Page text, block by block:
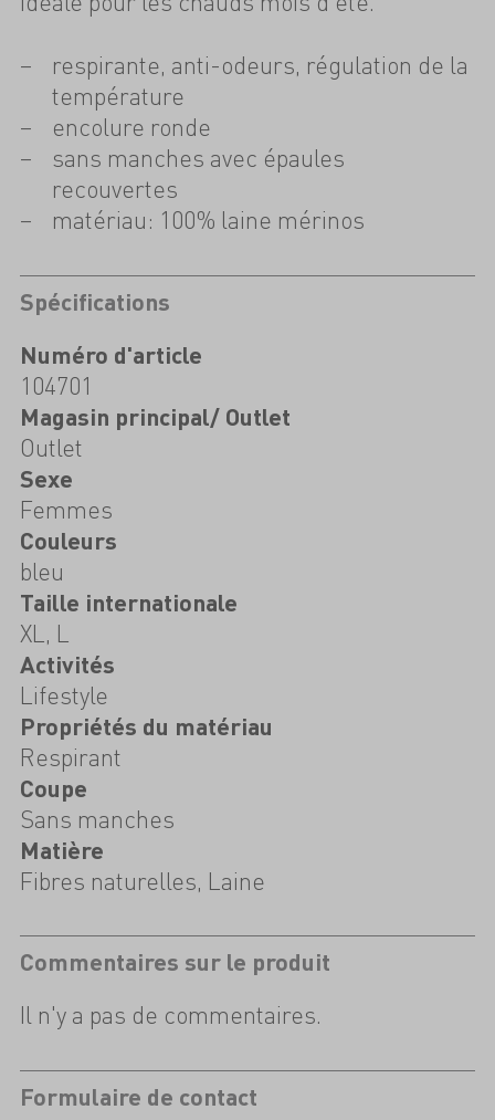
respirante, anti-odeurs, régulation de la
température
encolure ronde
sans manches avec épaules
recouvertes
matériau: 100% laine mérinos
Spécifications
Numéro d'article
104701
Magasin principal/ Outlet
Outlet
Sexe
Femmes
Couleurs
bleu
Taille internationale
XL, L
Activités
Lifestyle
Propriétés du matériau
Respirant
Coupe
Sans manches
Matière
Fibres naturelles, Laine
Commentaires sur le produit
Il n'y a pas de commentaires.
Formulaire de contact